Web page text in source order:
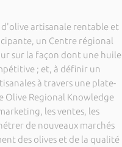
d'olive artisanale rentable et
un Centre régional
sur la façon dont une huile
; et, à définir un
à travers une plate-
Olive Regional Knowledge
les ventes, les
de nouveaux marchés
des olives et de la qualité